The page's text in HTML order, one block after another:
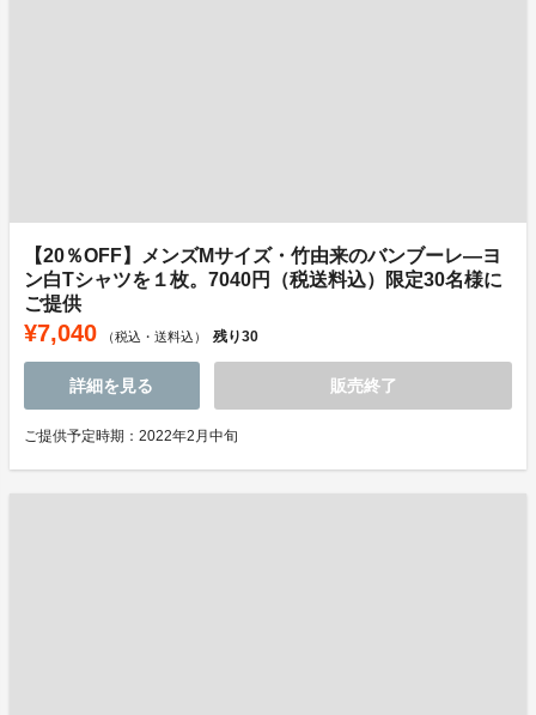
【20％OFF】メンズMサイズ・竹由来のバンブーレ―ヨ
ン白Tシャツを１枚。7040円（税送料込）限定30名様に
ご提供
¥7,040 （税込・送料込） 残り30
詳細を見る 販売終了
ご提供予定時期：2022年2月中旬